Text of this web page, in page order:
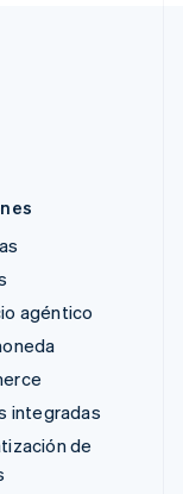
agéntico
integradas
de